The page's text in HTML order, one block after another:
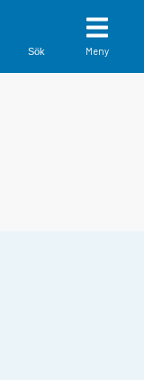
Sök Meny